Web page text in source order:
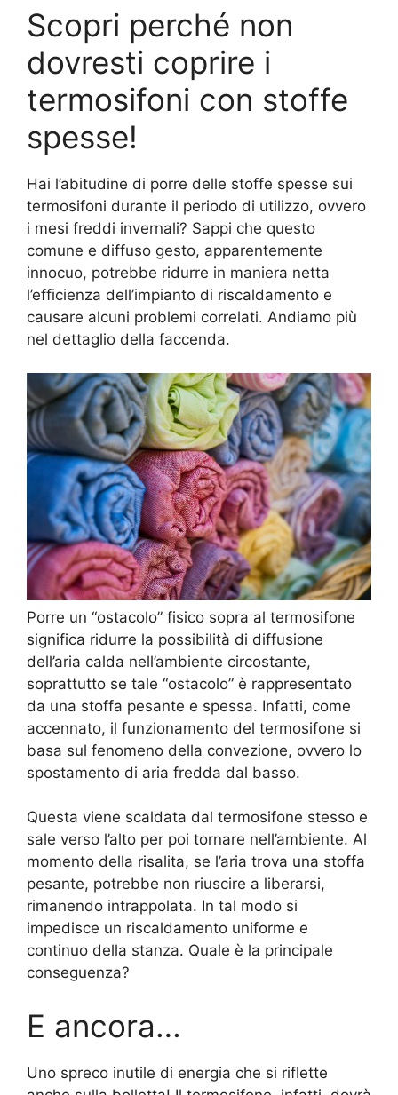
Scopri perché non
dovresti coprire i
termosifoni con stoffe
spesse!
Hai l’abitudine di porre delle stoffe spesse sui
termosifoni durante il periodo di utilizzo, ovvero
i mesi freddi invernali? Sappi che questo
comune e diffuso gesto, apparentemente
innocuo, potrebbe ridurre in maniera netta
l’efficienza dell’impianto di riscaldamento e
causare alcuni problemi correlati. Andiamo più
nel dettaglio della faccenda.
Porre un “ostacolo” fisico sopra al termosifone
significa ridurre la possibilità di diffusione
dell’aria calda nell’ambiente circostante,
soprattutto se tale “ostacolo” è rappresentato
da una stoffa pesante e spessa. Infatti, come
accennato, il funzionamento del termosifone si
basa sul fenomeno della convezione, ovvero lo
spostamento di aria fredda dal basso.
Questa viene scaldata dal termosifone stesso e
sale verso l’alto per poi tornare nell’ambiente. Al
momento della risalita, se l’aria trova una stoffa
pesante, potrebbe non riuscire a liberarsi,
rimanendo intrappolata. In tal modo si
impedisce un riscaldamento uniforme e
continuo della stanza. Quale è la principale
conseguenza?
E ancora…
Uno spreco inutile di energia che si riflette